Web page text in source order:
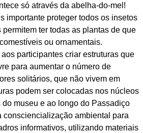
só através da abelha-do-mel!
importante proteger todos os insetos
ter todas as plantas de que
ou ornamentais.
participantes criar estruturas que
para aumentar o número de
solitários, que não vivem em
podem ser colocadas nos núcleos
museu e ao longo do Passadiço
consciencialização ambiental para
informativos, utilizando materiais